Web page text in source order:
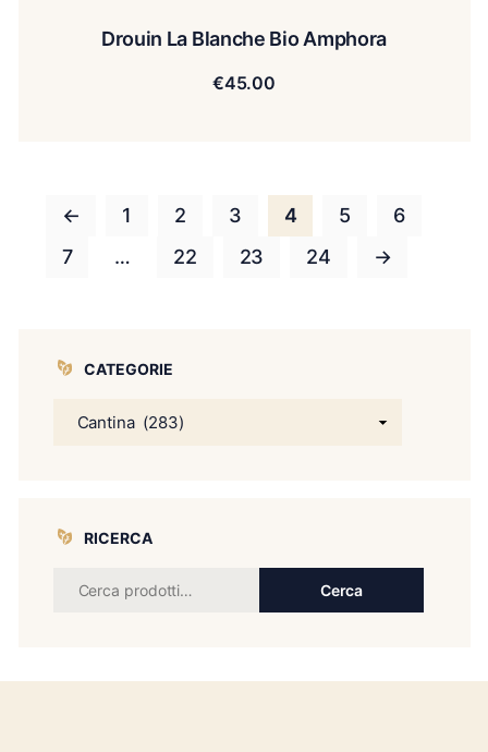
Drouin La Blanche Bio Amphora
€45.00
← 1 2 3 4 5
6
7
… 22 23 24 →
CATEGORIE
RICERCA
Cerca